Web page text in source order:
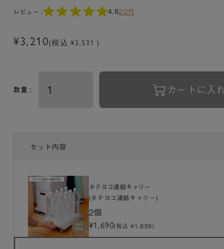
レビュー : 4.822件
¥3,210(税込 ¥3,531 )
数量 : カートに入
セット内容
タテヨコ連結キャリー
(タテヨコ連結キャリー)
2個
¥1,690(税込 ¥1,859)